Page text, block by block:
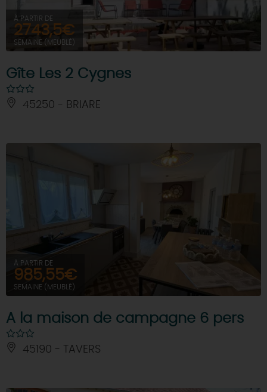
À PARTIR DE
2743,5€
SEMAINE (MEUBLÉ)
Gîte Les 2 Cygnes
45250 - BRIARE
À PARTIR DE
985,55€
SEMAINE (MEUBLÉ)
A la maison de campagne 6 pers
45190 - TAVERS